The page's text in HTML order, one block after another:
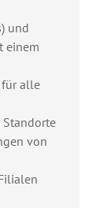
und
einem
für alle
von